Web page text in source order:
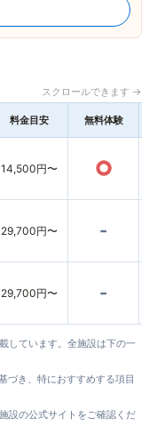
スクロールできます →
料金目安 無料体験
14,500円〜 ○
29,700円〜 -
29,700円〜 -
しています。全施設は下の一
づき、特におすすめする項目
設の公式サイトをご確認くだ